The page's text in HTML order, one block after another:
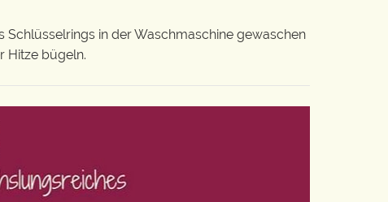
in der Waschmaschine gewaschen
Hitze bügeln.